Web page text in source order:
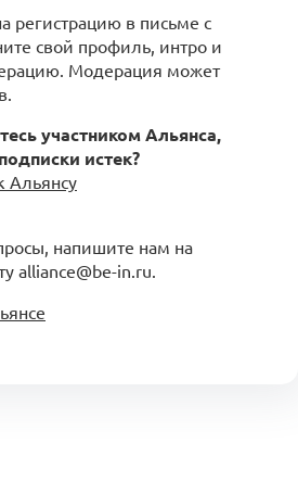
регистрацию в письме с
свой профиль, интро и
Модерация может
участником Альянса,
истек?
Альянсу
напишите нам на
alliance@be-in.ru.